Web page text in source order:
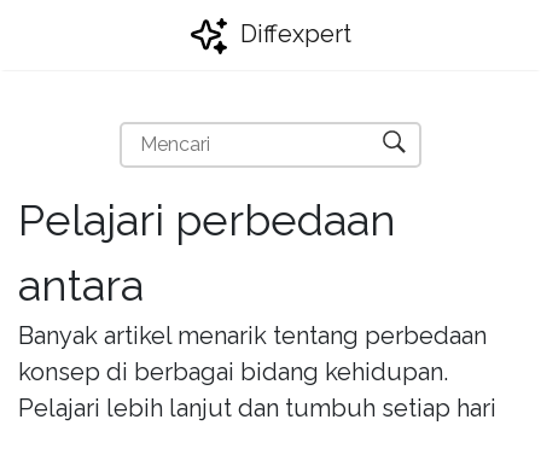
Diffexpert
Pelajari perbedaan
antara
Banyak artikel menarik tentang perbedaan
konsep di berbagai bidang kehidupan.
Pelajari lebih lanjut dan tumbuh setiap hari